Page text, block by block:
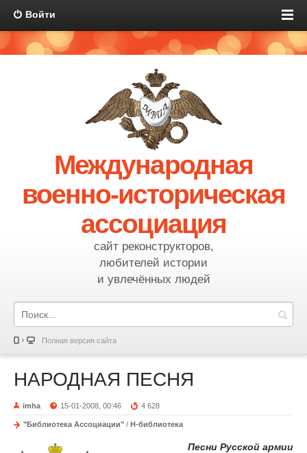
Войти
Международная
военно-историческая
ассоциация
сайт реконструкторов,
любителей истории
и увлечённых людей
Полная версия сайта
НАРОДНАЯ ПЕСНЯ
imha 15-01-2008, 00:46 4 628
"Библиотека Ассоциации" / Н-библиотека
Песни Русской армии